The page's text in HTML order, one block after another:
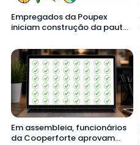
Empregados da Poupex
iniciam construção da pauta
Nacional 2026
Em assembleia, funcionários
da Cooperforte aprovam